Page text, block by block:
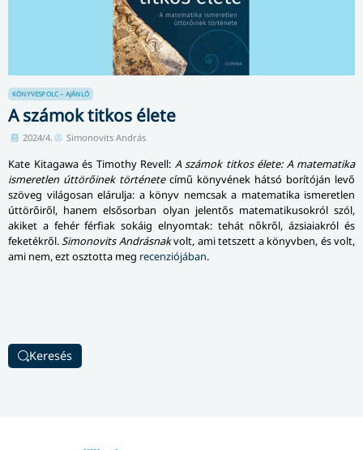
KÖNYVESPOLC – AJÁNLÓ
A számok titkos élete
2024/4. Simonovits András
Kate Kitagawa és Timothy Revell: A számok titkos élete: A matematika
ismeretlen úttörőinek történetecímű könyvének hátsó borítóján levő
szöveg világosan elárulja: a könyv nemcsak a matematika ismeretlen
úttörőiről, hanem elsősorban olyan jelentős ma­te­ma­ti­ku­sok­ról szól,
akiket a fehér férfiak sokáig elnyomtak: tehát nőkről, ázsiaiakról és
feketékről.Simonovits Andrásnakvolt, ami tetszett a könyvben, és volt,
ami nem, ezt osztotta meg recenziójában.
Keresés